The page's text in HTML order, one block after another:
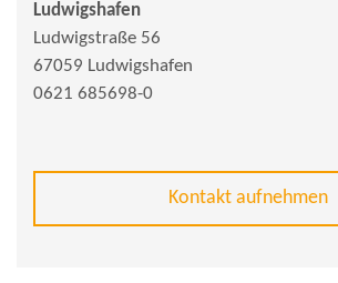
Ludwigshafen
Ludwigstraße 56
67059 Ludwigshafen
0621 685698-0
Kontakt aufnehmen